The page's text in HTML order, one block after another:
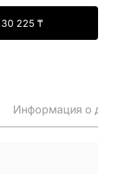
30 225₸
Информация о